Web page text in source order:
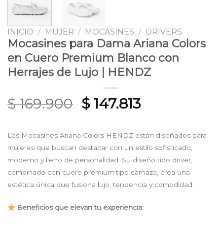
INICIO / MUJER / MOCASINES / DRIVERS
Mocasines para Dama Ariana Colors
en Cuero Premium Blanco con
Herrajes de Lujo | HENDZ
$169.900 Original
was:
$ 169.900.
$147.813Current
is:
$ 147.813.
Los Mocasines Ariana Colors HENDZ están diseñados para
mujeres que buscan destacar con un estilo sofisticado,
moderno y lleno de personalidad. Su diseño tipo driver,
combinado con cuero premium tipo carnaza, crea una
estética única que fusiona lujo, tendencia y comodidad.
Beneficios que elevan tu experiencia: